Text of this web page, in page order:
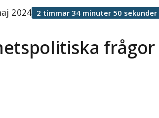
frågor
2024 2 timmar 34 minuter 50 sekunder